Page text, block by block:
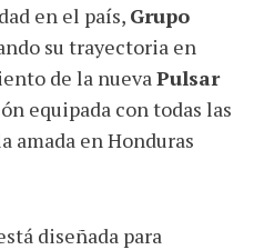
en el país, Grupo
su trayectoria en
de la nueva Pulsar
equipada con todas las
amada en Honduras
diseñada para